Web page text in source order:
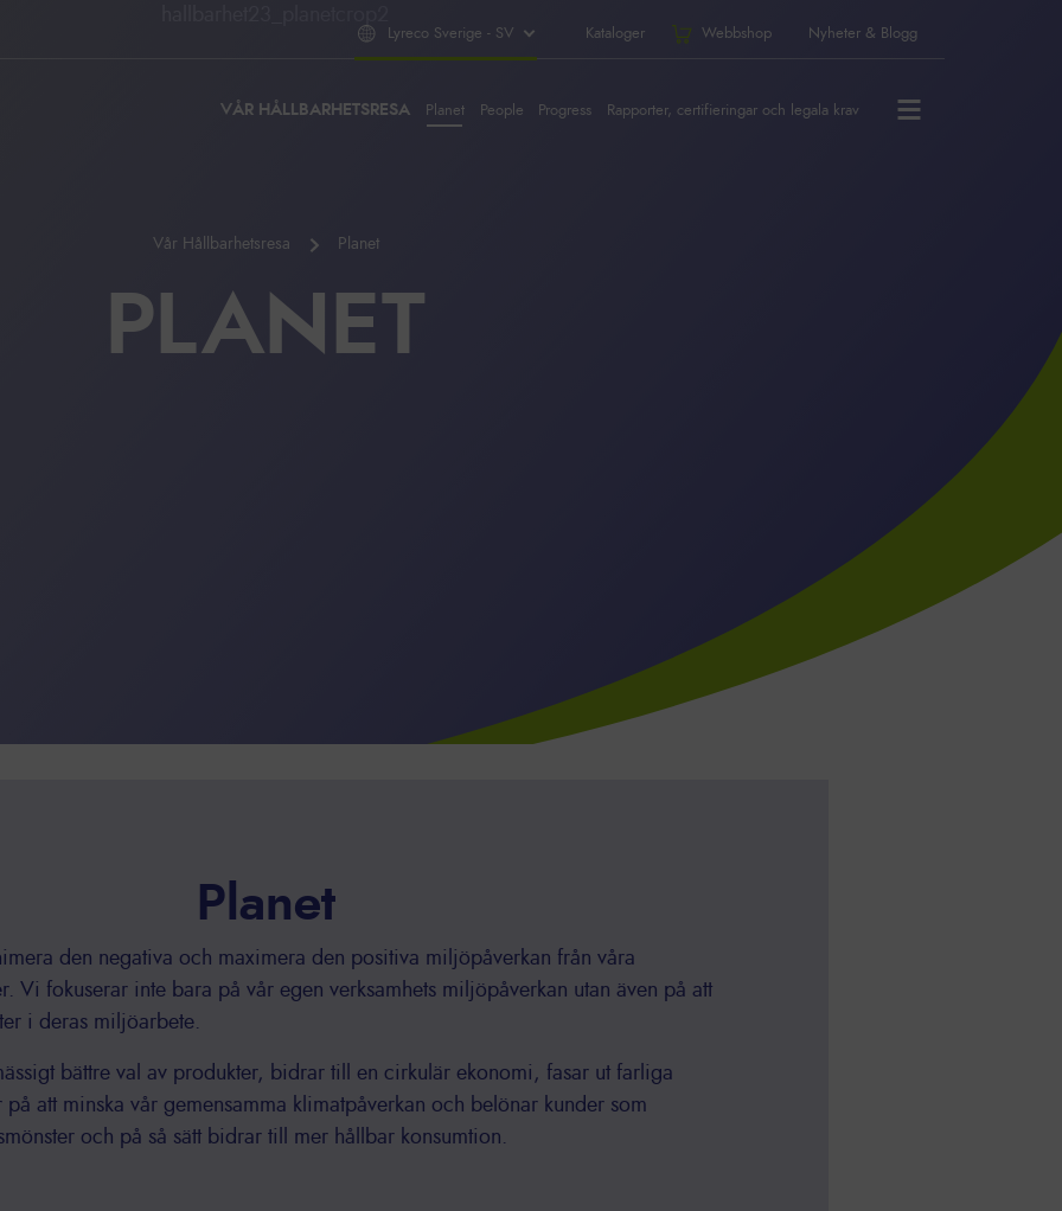
Lyreco Sverige - SV Kataloger Webbshop Nyheter & Blogg
VÅR HÅLLBARHETSRESA Planet People Progress Rapporter, certifieringar och legala krav
Vår Hållbarhetsresa Planet
PLANET
Planet
den negativa och maximera den positiva miljöpåverkan från våra
Vi fokuserar inte bara på vår egen verksamhets miljöpåverkan utan även på att
i deras miljöarbete.
bättre val av produkter, bidrar till en cirkulär ekonomi, fasar ut farliga
att minska vår gemensamma klimatpåverkan och belönar kunder som
och på så sätt bidrar till mer hållbar konsumtion.